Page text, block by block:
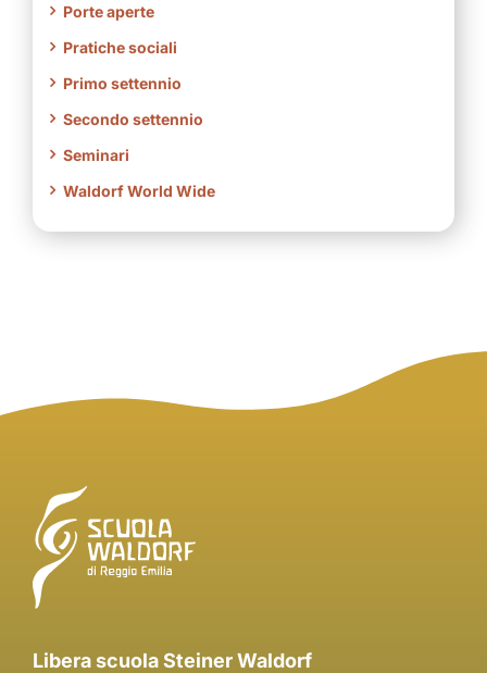
Porte aperte
Pratiche sociali
Primo settennio
Secondo settennio
Seminari
Waldorf World Wide
Libera scuola Steiner Waldorf